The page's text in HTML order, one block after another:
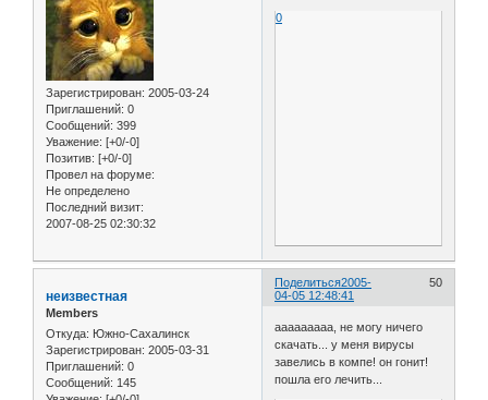
Зарегистрирован: 2005-03-24
Приглашений: 0
Сообщений: 399
Уважение: [+0/-0]
Позитив: [+0/-0]
Провел на форуме:
Не определено
Последний визит:
2007-08-25 02:30:32
0
Поделиться 50
2005-
04-05 12:48:41
неизвестная
Members
Откуда: Южно-Сахалинск
Зарегистрирован: 2005-03-31
Приглашений: 0
Сообщений: 145
ааааааааа, не могу ничего
скачать... у меня вирусы
завелись в компе! он гонит!
пошла его лечить...